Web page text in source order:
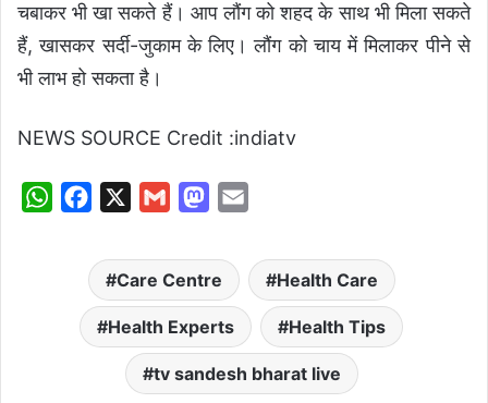
चबाकर भी खा सकते हैं। आप लौंग को शहद के साथ भी मिला सकते
हैं, खासकर सर्दी-जुकाम के लिए। लौंग को चाय में मिलाकर पीने से
भी लाभ हो सकता है।
NEWS SOURCE Credit :indiatv
W
c
e
b
o
a
i
l
M
s
t
o
d
o
a
i
l
Care Centre Health Care
Health Experts Health Tips
tv sandesh bharat live